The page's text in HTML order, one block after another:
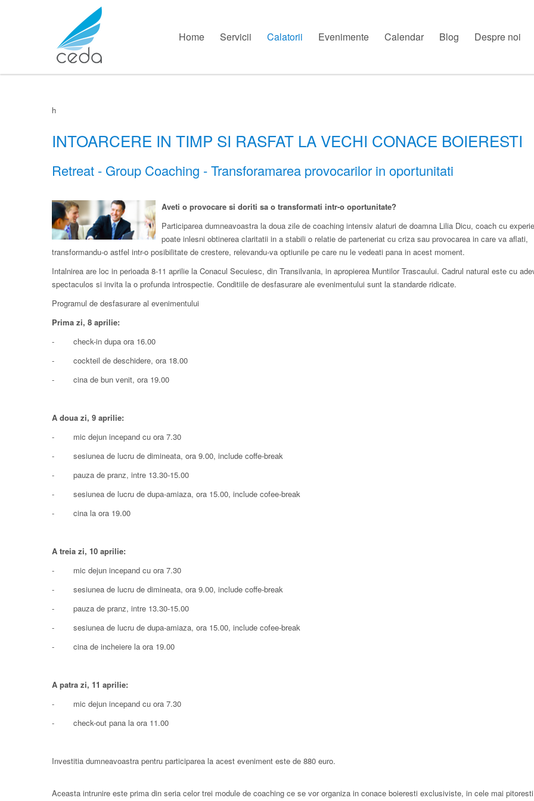
Home Servicii Calatorii Evenimente Calendar Blog Despre noi
h
INTOARCERE IN TIMP SI RASFAT LA VECHI CONACE BOIERESTI
Retreat - Group Coaching - Transforamarea provocarilor in oportunitati
Aveti o provocare si doriti sa o transformati intr-o oportunitate?
Participarea dumneavoastra la doua zile de coaching intensiv alaturi de doamna Lilia Dicu, coach cu
poate inlesni obtinerea claritatii in a stabili o relatie de parteneriat cu criza sau provocarea in care va aflati,
transformandu-o astfel intr-o posibilitate de crestere, relevandu-va optiunile pe care nu le vedeati pana in acest moment.
Intalnirea are loc in perioada 8-11 aprilie la Conacul Secuiesc, din Transilvania, in apropierea Muntilor Trascaului. Cadrul natural este cu
spectaculos si invita la o profunda introspectie. Conditiile de desfasurare ale evenimentului sunt la standarde ridicate.
Programul de desfasurare al evenimentului
Prima zi, 8 aprilie:
- check-in dupa ora 16.00
- cockteil de deschidere, ora 18.00
- cina de bun venit, ora 19.00
A doua zi, 9 aprilie:
- mic dejun incepand cu ora 7.30
- sesiunea de lucru de dimineata, ora 9.00, include coffe-break
- pauza de pranz, intre 13.30-15.00
- sesiunea de lucru de dupa-amiaza, ora 15.00, include cofee-break
- cina la ora 19.00
A treia zi, 10 aprilie:
- mic dejun incepand cu ora 7.30
- sesiunea de lucru de dimineata, ora 9.00, include coffe-break
- pauza de pranz, intre 13.30-15.00
- sesiunea de lucru de dupa-amiaza, ora 15.00, include cofee-break
- cina de incheiere la ora 19.00
A patra zi, 11 aprilie:
- mic dejun incepand cu ora 7.30
- check-out pana la ora 11.00
Investitia dumneavoastra pentru participarea la acest eveniment este de 880 euro.
Aceasta intrunire este prima din seria celor trei module de coaching ce se vor organiza in conace boieresti exclusiviste, in cele mai